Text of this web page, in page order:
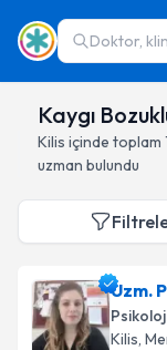
Doktor,
Kaygı
Kilis içinde toplam
uzman bulundu
Uzm.
Kilis,